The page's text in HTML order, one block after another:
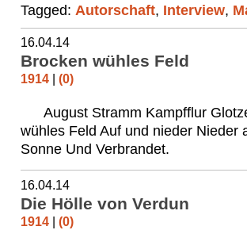
Tagged: Autorschaft, Interview,
16.04.14
Brocken wühles Feld
1914 | (0)
August Stramm Kampfflur
wühles Feld Auf und nieder Nieder
Sonne Und Verbrandet.
16.04.14
Die Hölle von Verdun
1914 | (0)